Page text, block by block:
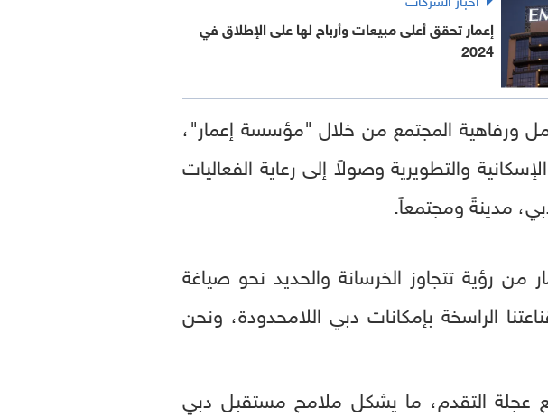
إعمار تحقق أعلى مبيعات وأرباح لها على الإطلاق في
2024
ورفاهية المجتمع من خلال "مؤسسة إعمار"،
والتطويرية وصولاً إلى رعاية الفعاليات
مدينةً ومجتمعاً.
رؤية تتجاوز الخرسانة والحديد نحو صياغة
الراسخة بإمكانات دبي اللامحدودة، ونحن
دفع عجلة التقدم، ما يشكل ملامح مستقبل دبي